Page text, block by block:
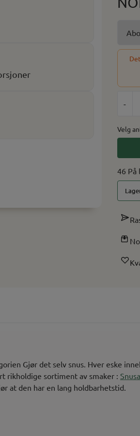
-
Velg
46 På
Gjør det selv snus. Hver eske
rikholdige sortiment av smaker :
at den har en lang holdbarhetstid.